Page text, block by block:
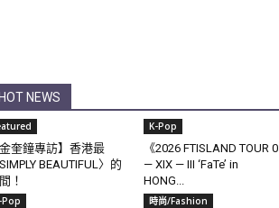
HOT NEWS
金奎鐘專訪】香港最
SIMPLY BEAUTIFUL〉的
！
K-Pop
《2026 FTISLAND TOUR 0
— XIX — III ‘FaTe’ in
HONG...
Pop 時尚/Fashion